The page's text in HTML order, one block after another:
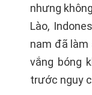
nhưng
Lào,
nam đã làm
vắng bóng
trước nguy